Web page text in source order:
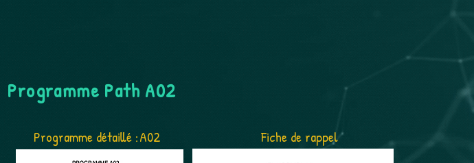
Programme Path A02
Programme détaillé :A02 Fiche de rappel